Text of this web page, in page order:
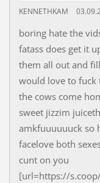
KENNETHKAM
boring hate the
fatass does get it
them all out and
would love to fuck
the cows come
sweet jizzim
amkfuuuuuuck so
facelove both
cunt on you
[url=https://